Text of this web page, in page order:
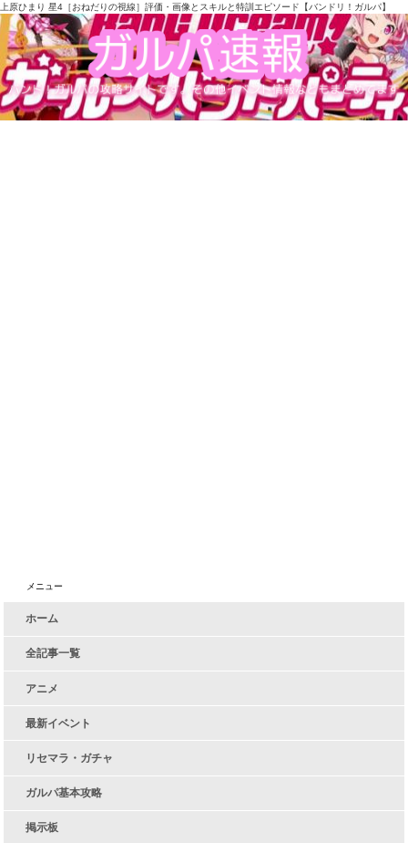
上原ひまり 星4［おねだりの視線］評価・画像とスキルと特訓エピソード【バンドリ！ガルパ】
メニュー
ホーム
全記事一覧
アニメ
最新イベント
リセマラ・ガチャ
ガルパ基本攻略
掲示板